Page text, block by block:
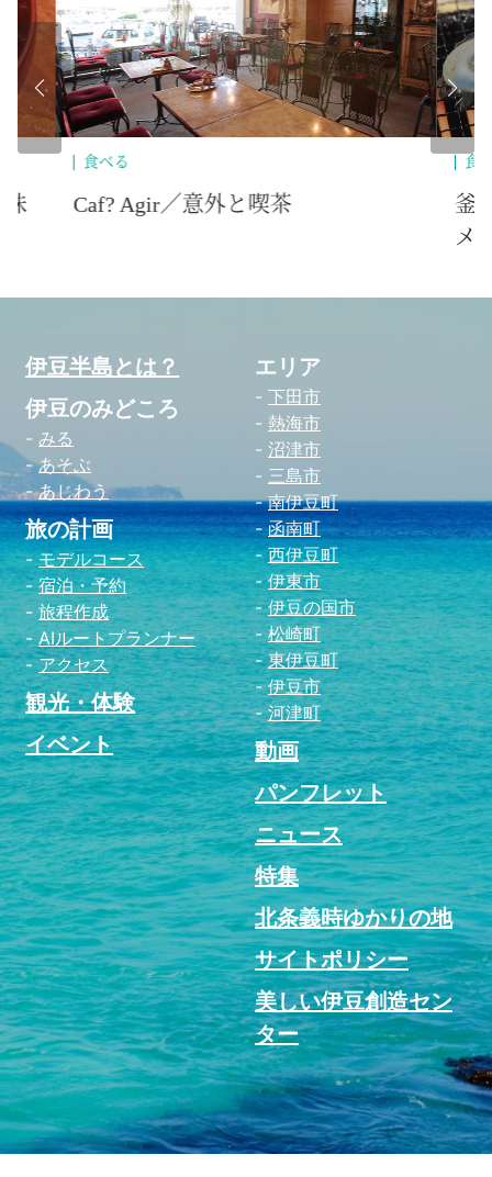
食べる
釜めし・串の店 味くら／地魚グル
食
伊豆半島とは？
伊豆のみどころ
みる
あそぶ
あじわう
旅の計画
モデルコース
宿泊・予約
旅程作成
AIルートプランナー
アクセス
観光・体験
イベント
エリア
下田市
熱海市
沼津市
三島市
南伊豆町
函南町
西伊豆町
伊東市
伊豆の国市
松崎町
東伊豆町
伊豆市
河津町
動画
パンフレット
ニュース
特集
北条義時ゆかりの地
サイトポリシー
美しい伊豆創造セン
ター